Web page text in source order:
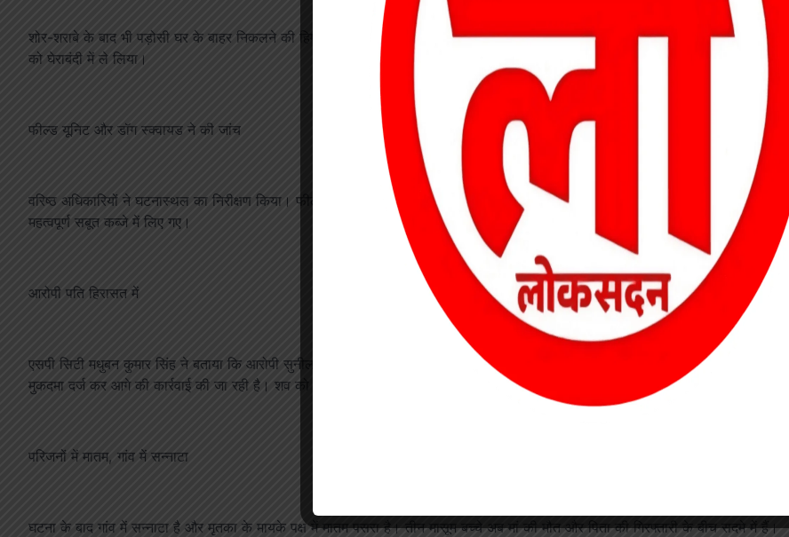
शोर-शराबे के बाद भी पड़ोसी घर के बाहर निकलने की हिम्मत नहीं जुटा सके। वारदात की जानकारी मिलते ही पुलिस टीम रात में ही मौके पर पहुंची और घर
को घेराबंदी में ले लिया।
फील्ड यूनिट और डॉग स्क्वायड ने की जांच
वरिष्ठ अधिकारियों ने घटनास्थल का निरीक्षण किया। फील्ड यूनिट और डॉग स्क्वायड ने साक्ष्य जुटाए। घटनास्थल से खून से सना पेचकस और अन्य
महत्वपूर्ण सबूत कब्जे में लिए गए।
आरोपी पति हिरासत में
एसपी सिटी मधुबन कुमार सिंह ने बताया कि आरोपी सुनील यादव को तुरंत हिरासत में लेकर पूछताछ शुरू कर दी गई है। मृतका के परिजनों की तहरीर पर
मुकदमा दर्ज कर आगे की कार्रवाई की जा रही है। शव को पोस्टमार्टम के लिए भेज दिया गया है।
परिजनों में मातम, गांव में सन्नाटा
घटना के बाद गांव में सन्नाटा है और मृतका के मायके पक्ष में मातम पसरा है। तीन मासूम बच्चे अब मां की मौत और पिता की गिरफ्तारी के बीच सदमे में हैं।